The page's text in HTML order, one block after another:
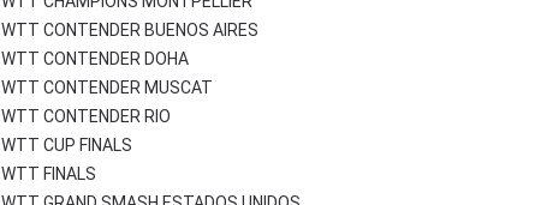
WTT CONTENDER BUENOS AIRES
WTT CONTENDER DOHA
WTT CONTENDER MUSCAT
WTT CONTENDER RIO
WTT CUP FINALS
WTT FINALS